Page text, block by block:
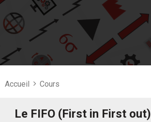
Accueil Cours
Le FIFO (First in First out)